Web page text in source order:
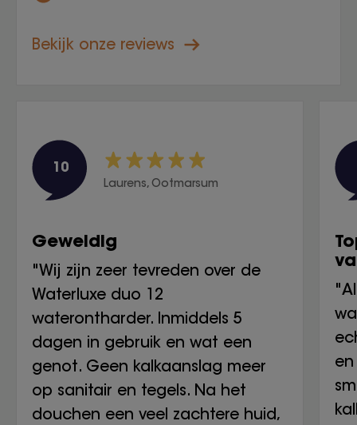
Bekijk onze reviews
10
Laurens, Ootmarsum
Geweldig
"Wij zijn zeer tevreden over de
Waterluxe duo 12
waterontharder. Inmiddels 5
dagen in gebruik en wat een
genot. Geen kalkaanslag meer
op sanitair en tegels. Na het
douchen een veel zachtere huid,